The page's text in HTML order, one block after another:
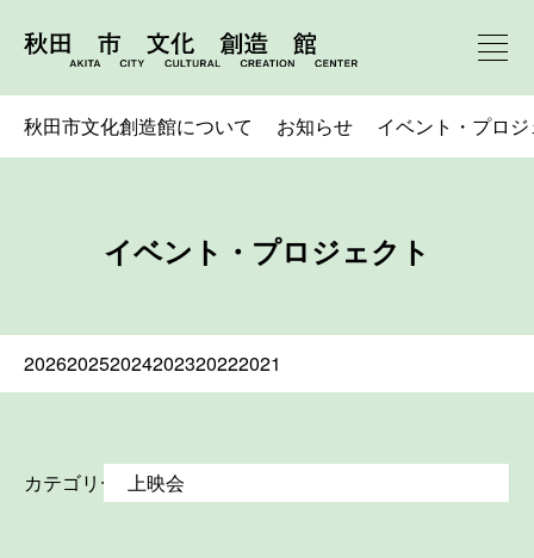
秋田市文化創造館について お知らせ イベント・プロ
イベント・プロジェクト
202620252024202320222021
カテゴリー